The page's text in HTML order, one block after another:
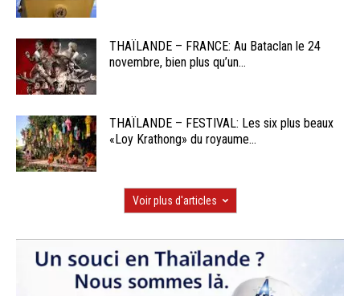
THAÏLANDE – FRANCE: Au Bataclan le 24
novembre, bien plus qu’un...
THAÏLANDE – FESTIVAL: Les six plus beaux
«Loy Krathong» du royaume...
Voir plus d'articles